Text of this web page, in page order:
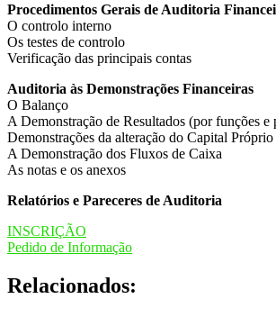
Procedimentos Gerais de Auditoria
O controlo interno
Os testes de controlo
Verificação das principais contas
Auditoria às Demonstrações Financeiras
O Balanço
A Demonstração de Resultados (por funções e
Demonstrações da alteração do Capital Próprio
A Demonstração dos Fluxos de Caixa
As notas e os anexos
Relatórios e Pareceres de Auditoria
INSCRIÇÃO
Pedido de Informação
Relacionados: